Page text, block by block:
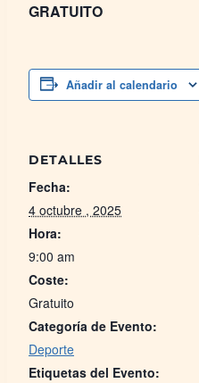
GRATUITO
Añadir al calendario
DETALLES
Fecha:
4 octubre , 2025
Hora:
9:00 am
Coste:
Gratuito
Categoría de Evento:
Deporte
Etiquetas del Evento: